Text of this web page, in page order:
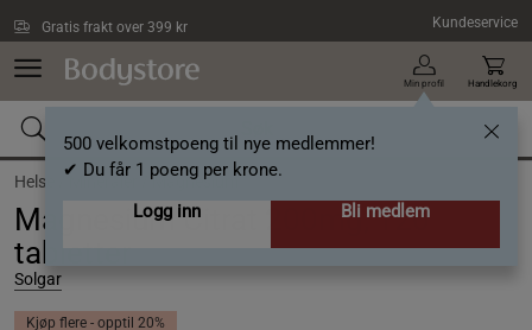
Gratis frakt over 399 kr Kundeservice
Min profil
500 velkomstpoeng til nye medlemmer!
✔ Du får 1 poeng per krone.
Logg inn
Bli medlem
Handlekorg
Helse / Mineraler /Magnesium
Magnesium Citrat 200mg, 120
tabletter
Solgar
Kjøp flere - opptil 20%